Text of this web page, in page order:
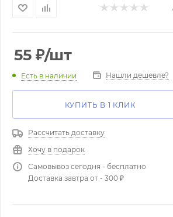
55 ₽/шт
Есть в наличии Нашли дешевле?
КУПИТЬ В 1 КЛИК
Рассчитать доставку
Хочу в подарок
Самовывоз сегодня - бесплатно
Доставка завтра от - 300 ₽